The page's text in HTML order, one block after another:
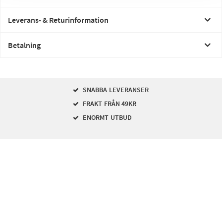
Leverans- & Returinformation
Betalning
SNABBA LEVERANSER
FRAKT FRÅN 49KR
ENORMT UTBUD